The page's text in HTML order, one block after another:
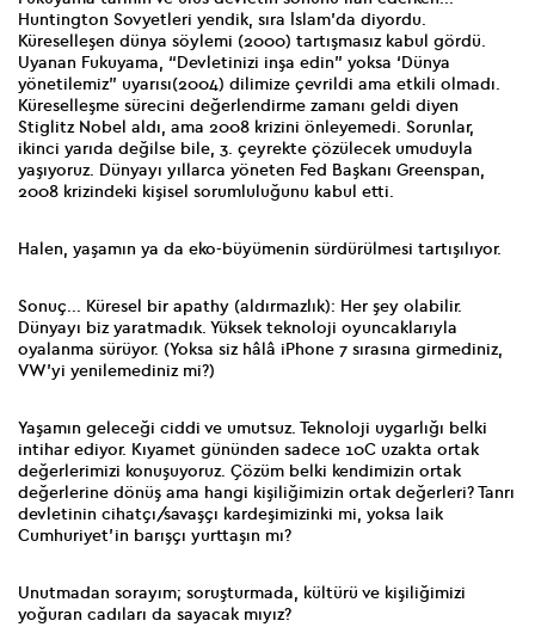
Huntington Sovyetleri yendik, sıra İslam’da diyordu.
Küreselleşen dünya söylemi (2000) tartışmasız kabul gördü.
Uyanan Fukuyama, “Devletinizi inşa edin” yoksa ‘Dünya
yönetilemiz” uyarısı(2004) dilimize çevrildi ama etkili olmadı.
Küreselleşme sürecini değerlendirme zamanı geldi diyen
Stiglitz Nobel aldı, ama 2008 krizini önleyemedi. Sorunlar,
ikinci yarıda değilse bile, 3. çeyrekte çözülecek umuduyla
yaşıyoruz. Dünyayı yıllarca yöneten Fed Başkanı Greenspan,
2008 krizindeki kişisel sorumluluğunu kabul etti.
Halen, yaşamın ya da eko-büyümenin sürdürülmesi tartışılıyor.
Sonuç... Küresel bir apathy (aldırmazlık): Her şey olabilir.
Dünyayı biz yaratmadık. Yüksek teknoloji oyuncaklarıyla
oyalanma sürüyor. (Yoksa siz hâlâ iPhone 7 sırasına girmediniz,
VW’yi yenilemediniz mi?)
Yaşamın geleceği ciddi ve umutsuz. Teknoloji uygarlığı belki
intihar ediyor. Kıyamet gününden sadece 10C uzakta ortak
değerlerimizi konuşuyoruz. Çözüm belki kendimizin ortak
değerlerine dönüş ama hangi kişiliğimizin ortak değerleri? Tanrı
devletinin cihatçı/savaşçı kardeşimizinki mi, yoksa laik
Cumhuriyet’in barışçı yurttaşın mı?
Unutmadan sorayım; soruşturmada, kültürü ve kişiliğimizi
yoğuran cadıları da sayacak mıyız?